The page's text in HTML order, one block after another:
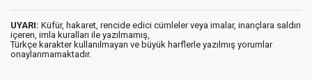
UYARI: Küfür, hakaret, rencide edici cümleler veya imalar, inançlara saldırı
içeren, imla kuralları ile yazılmamış,
Türkçe karakter kullanılmayan ve büyük harflerle yazılmış yorumlar
onaylanmamaktadır.